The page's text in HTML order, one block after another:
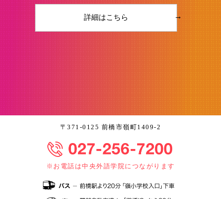
詳細はこちら →
〒371-0125 前橋市嶺町1409-2
※お電話は中央外語学院につながります